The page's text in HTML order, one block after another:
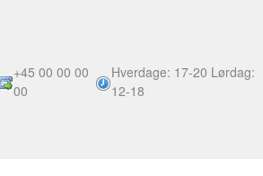
+45 00 00 00
00
Hverdage: 17-20 Lørdag:
12-18